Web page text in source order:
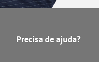
Precisa de ajuda?